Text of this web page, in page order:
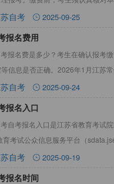
>>江苏自考真题答案教材资料2
自考 2025-09-25
报名费用
报名费是多少？考生在确认报考
信息是否正确。2026年1月江苏
费用为每科次100元/门
自考 2025-09-24
报名入口
自考报名入口是江苏省教育考试
育考试公众信息服务平台（
年1月江苏
自考 2025-09-19
报名时间